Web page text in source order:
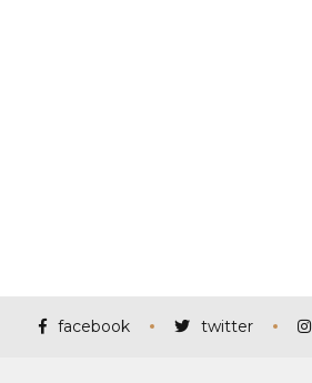
facebook twitter